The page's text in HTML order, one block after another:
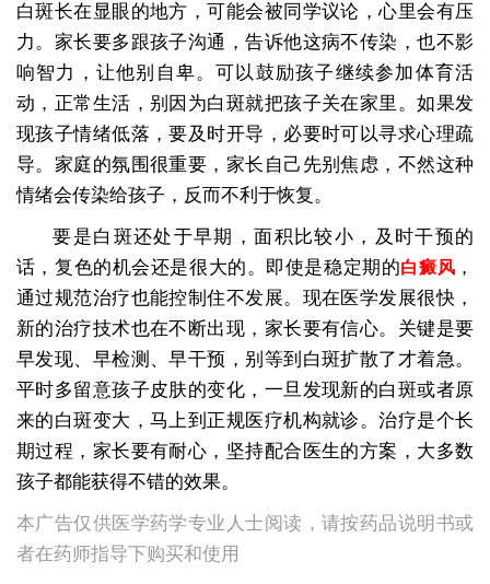
白斑长在显眼的地方，可能会被同学议论，心里会有压
力。家长要多跟孩子沟通，告诉他这病不传染，也不影
响智力，让他别自卑。可以鼓励孩子继续参加体育活
动，正常生活，别因为白斑就把孩子关在家里。如果发
现孩子情绪低落，要及时开导，必要时可以寻求心理疏
导。家庭的氛围很重要，家长自己先别焦虑，不然这种
情绪会传染给孩子，反而不利于恢复。
要是白斑还处于早期，面积比较小，及时干预的
话，复色的机会还是很大的。即使是稳定期的白癜风 ，
通过规范治疗也能控制住不发展。现在医学发展很快，
新的治疗技术也在不断出现，家长要有信心。关键是要
早发现、早检测、早干预，别等到白斑扩散了才着急。
平时多留意孩子皮肤的变化，一旦发现新的白斑或者原
来的白斑变大，马上到正规医疗机构就诊。治疗是个长
期过程，家长要有耐心，坚持配合医生的方案，大多数
孩子都能获得不错的效果。
本广告仅供医学药学专业人士阅读，请按药品说明书或
者在药师指导下购买和使用